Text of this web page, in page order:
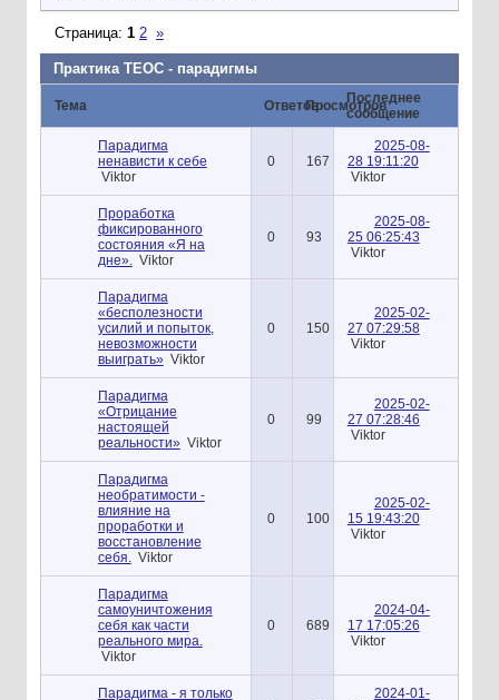
Практика ТЕОС - парадигмы
Страница: 1 2 »
Тема ОтветовПросмотров
Последнее
сообщение
Парадигма
ненависти к себе
Viktor
0 167
2025-08-
28 19:11:20
Viktor
Проработка
фиксированного
состояния «Я на
дне».
Viktor
0 93
2025-08-
25 06:25:43
Viktor
Парадигма
«бесполезности
усилий и попыток,
невозможности
выиграть» Viktor
0 150
2025-02-
27 07:29:58
Viktor
Парадигма
«Отрицание
настоящей
реальности» Viktor
0 99
2025-02-
27 07:28:46
Viktor
Парадигма
необратимости -
влияние на
проработки и
восстановление
себя.
Viktor
0 100
2025-02-
15 19:43:20
Viktor
Парадигма
самоуничтожения
себя как части
реального мира.
Viktor
0 689
2024-04-
17 17:05:26
Viktor
Парадигма - я только
2024-01-